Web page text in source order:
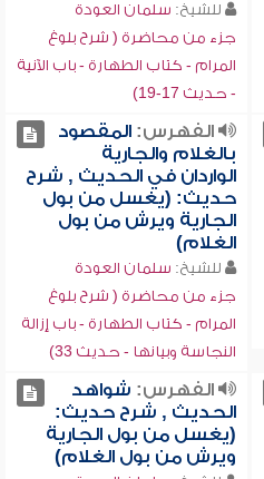
للشيخ: سلمان العودة
جزء من محاضرة ( شرح بلوغ
المرام - كتاب الطهارة - باب الآنية
- حديث 17-19)
الفهرس:المقصود
بالغلام والجارية
الواردان في الحديث , شرح
حديث: (يغسل من بول
الجارية ويرش من بول
الغلام)
للشيخ: سلمان العودة
جزء من محاضرة ( شرح بلوغ
المرام - كتاب الطهارة - باب إزالة
النجاسة وبيانها - حديث 33)
الفهرس: شواهد
الحديث , شرح حديث:
(يغسل من بول الجارية
ويرش من بول الغلام)